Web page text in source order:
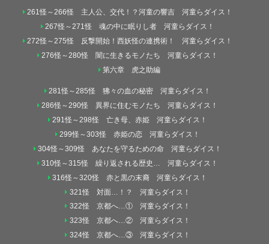
261怪～266怪 主人公、交代！？河童の響吉 河童らダイス！
267怪～271怪 魂の中に眠りし者 河童らダイス！
272怪～275怪 反撃開始！西妖怪の連携術！ 河童らダイス！
276怪～280怪 闇に生きるモノたち 河童らダイス！
第六章 虎之助編
281怪～285怪 狒々の血の秘密 河童らダイス！
286怪～290怪 異界に住むモノたち 河童らダイス！
291怪～298怪 亡き母、赤姫 河童らダイス！
299怪～303怪 赤姫の恋 河童らダイス！
304怪～309怪 あなたを守るための命 河童らダイス！
310怪～315怪 繰り返される歴史… 河童らダイス！
316怪～320怪 赤と黒の末裔 河童らダイス！
321怪 対面…！？ 河童らダイス！
322怪 京都へ…① 河童らダイス！
323怪 京都へ…② 河童らダイス！
324怪 京都へ…③ 河童らダイス！